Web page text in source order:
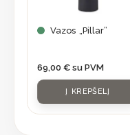
Vazos „Pillar”
69,00 € su PVM
Į KREPŠELĮ